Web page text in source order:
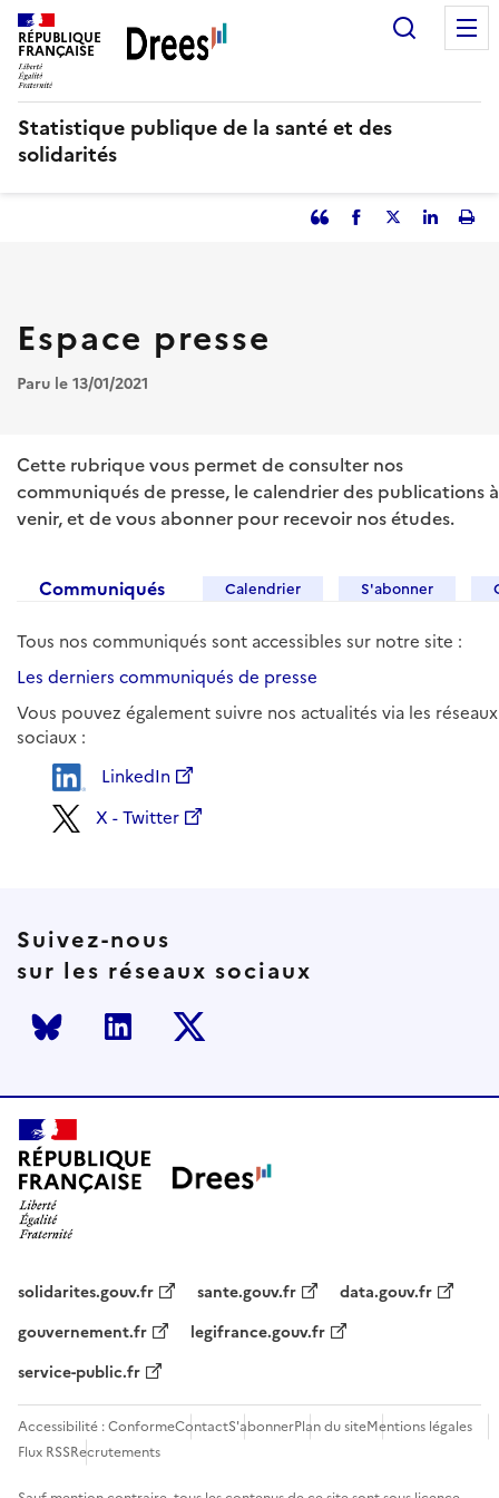
Aller
au
contenu
principal
RÉPUBLIQUE
FRANÇAISE
Statistique publique de la santé et des
solidarités
PartagerFacebook
Partager
Partager
Espace presse
Paru le 13/01/2021
Cette rubrique vous permet de consulter nos
communiqués de presse, le calendrier des publications à
venir, et de vous abonner pour recevoir nos études.
Communiqués Calendrier S'abonner
Tous nos communiqués sont accessibles sur notre site :
Les derniers communiqués de presse
Vous pouvez également suivre nos actualités via les réseaux
sociaux :
LinkedIn
X - Twitter
Suivez-nous
sur les réseaux sociaux
Bluesky LinkedInTwitter
solidarites.gouv.fr sante.gouv.fr
data.gouv.fr
gouvernement.fr
legifrance.gouv.fr
service-public.fr
Accessibilité : ConformeContactS'abonnerPlan du siteMentions légales
Flux RSSRecrutements